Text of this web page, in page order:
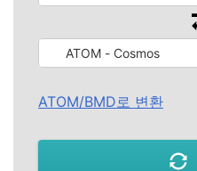
ATOM - Cosmos
ATOM/BMD로 변환